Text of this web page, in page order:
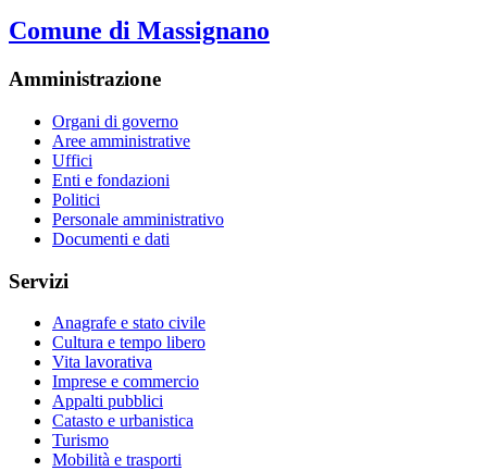
Comune di Massignano
Amministrazione
Organi di governo
Aree amministrative
Uffici
Enti e fondazioni
Politici
Personale amministrativo
Documenti e dati
Servizi
Anagrafe e stato civile
Cultura e tempo libero
Vita lavorativa
Imprese e commercio
Appalti pubblici
Catasto e urbanistica
Turismo
Mobilità e trasporti